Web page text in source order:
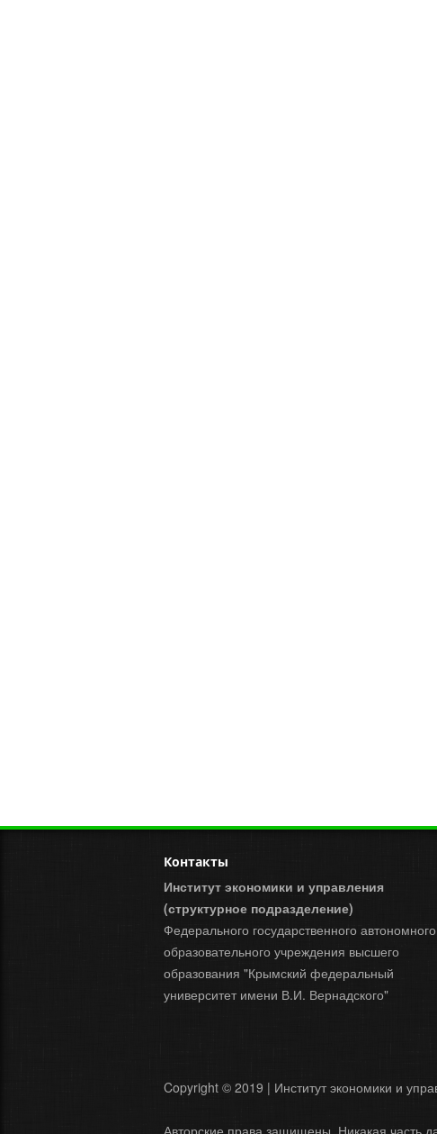
Контакты
Институт экономики и управления
(структурное подразделение)
Федерального государственного автономного
образовательного учреждения высшего
образования "Крымский федеральный
университет имени В.И. Вернадского"
Copyright © 2019 | Институт экономики и
Авторские права защищены. Никакая часть